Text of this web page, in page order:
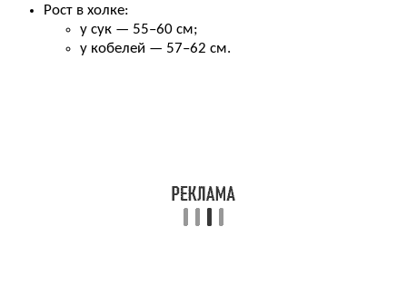
Рост в холке:
у сук — 55–60 см;
у кобелей — 57–62 см.